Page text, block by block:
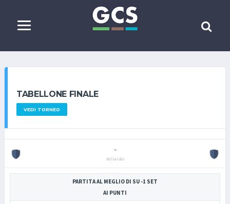
TABELLONE FINALE
VEDI TORNEO
-
Biliardo
PARTITA AL MEGLIO DI SU -1 SET
AI PUNTI